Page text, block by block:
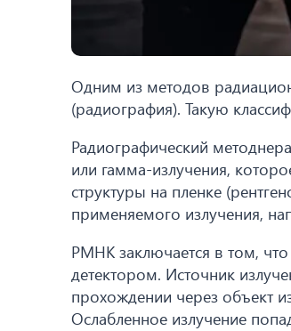
Одним из методов
(радиография). Такую
Радиографический
или гамма-излучения,
структуры на пленке
применяемого излучения,
РМНК заключается в том,
детектором. Источник
прохождении через объект
Ослабленное излучение